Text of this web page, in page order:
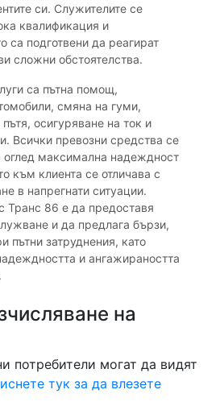
си. Служителите се
квалификация и
са подготвени да реагират
сложни обстоятелства.
са пътна помощ,
смяна на гуми,
осигуряване на ток и
Всички превозни средства се
максимална надеждност
към клиента се отличава с
в напрегнати ситуации.
Транс 86 е да предоставя
и да предлага бързи,
пътни затруднения, като
и ангажираността
на
потребители могат да видят
тук за да влезете